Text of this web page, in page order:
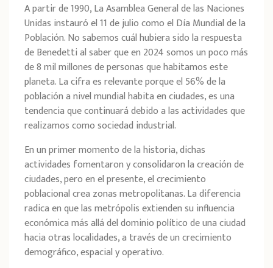
A partir de 1990, La Asamblea General de las Naciones
Unidas instauró el 11 de julio como el Día Mundial de la
Población. No sabemos cuál hubiera sido la respuesta
de Benedetti al saber que en 2024 somos un poco más
de 8 mil millones de personas que habitamos este
planeta. La cifra es relevante porque el 56% de la
población a nivel mundial habita en ciudades, es una
tendencia que continuará debido a las actividades que
realizamos como sociedad industrial.
En un primer momento de la historia, dichas
actividades fomentaron y consolidaron la creación de
ciudades, pero en el presente, el crecimiento
poblacional crea zonas metropolitanas. La diferencia
radica en que las metrópolis extienden su influencia
económica más allá del dominio político de una ciudad
hacia otras localidades, a través de un crecimiento
demográfico, espacial y operativo.